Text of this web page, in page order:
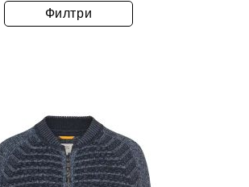
Филтри